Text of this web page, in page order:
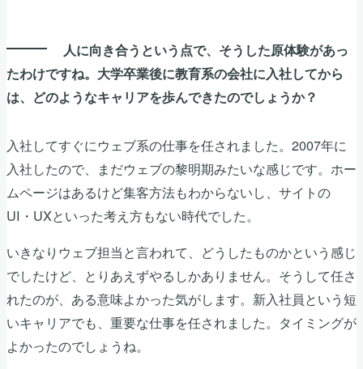
人に向き合うという点で、そうした原体験があっ
たわけですね。大学卒業後に教育系の会社に入社してから
は、どのようなキャリアを歩んできたのでしょうか？
入社してすぐにウェブ系の仕事を任されました。2007年に
入社したので、まだウェブの黎明期みたいな感じです。ホー
ムページはあるけど集客方法もわからないし、サイトの
UI・UXといった考え方もない時代でした。
いきなりウェブ担当と言われて、どうしたものかという感じ
でしたけど、とりあえずやるしかありません。そうして任さ
れたのが、ある意味よかった気がします。新入社員という短
いキャリアでも、重要な仕事を任されました。タイミングが
よかったのでしょうね。